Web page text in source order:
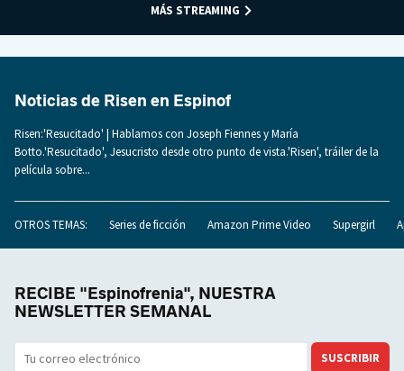
MÁS STREAMING
Noticias de Risen en Espinof
Risen:'Resucitado' | Hablamos con Joseph Fiennes y María
Botto.'Resucitado', Jesucristo desde otro punto de vista.'Risen', tráiler de la
película sobre...
OTROS TEMAS: Series de ficción Amazon Prime Video Supergirl
RECIBE "Espinofrenia", NUESTRA
NEWSLETTER SEMANAL
SUSCRIBIR